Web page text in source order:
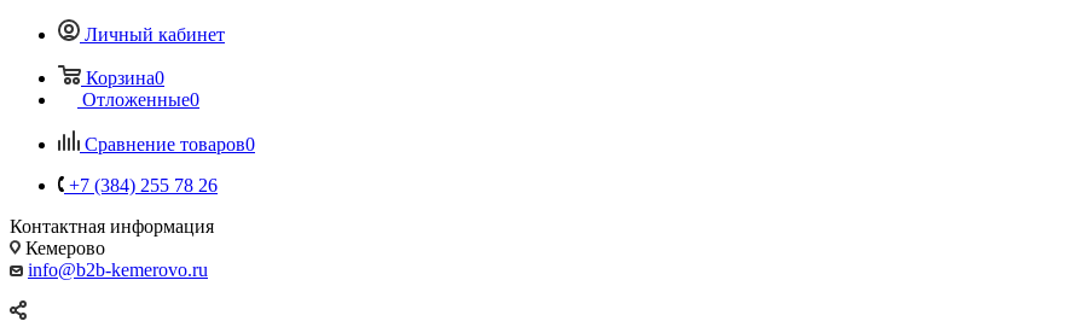
Личный кабинет
Корзина0
Отложенные0
Сравнение товаров0
+7 (384) 255 78 26
Контактная информация
Кемерово
info@b2b-kemerovo.ru